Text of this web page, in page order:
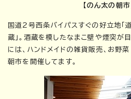
【のん太の朝市
国道2号西条バイパスすぐの好立地「
蔵」。酒蔵を模したなまこ壁や煙突が
には、ハンドメイドの雑貨販売、お野
朝市を開催してます。